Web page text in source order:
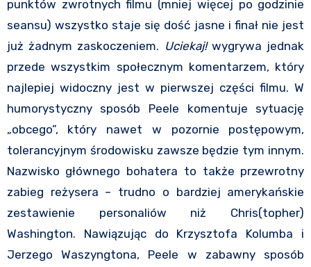
punktów zwrotnych filmu (mniej więcej po godzinie
seansu) wszystko staje się dość jasne i finał nie jest
już żadnym zaskoczeniem. Uciekaj! wygrywa jednak
przede wszystkim społecznym komentarzem, który
najlepiej widoczny jest w pierwszej części filmu. W
humorystyczny sposób Peele komentuje sytuację
„obcego”, który nawet w pozornie postępowym,
tolerancyjnym środowisku zawsze będzie tym innym.
Nazwisko głównego bohatera to także przewrotny
zabieg reżysera – trudno o bardziej amerykańskie
zestawienie personaliów niż Chris(topher)
Washington. Nawiązując do Krzysztofa Kolumba i
Jerzego Waszyngtona, Peele w zabawny sposób